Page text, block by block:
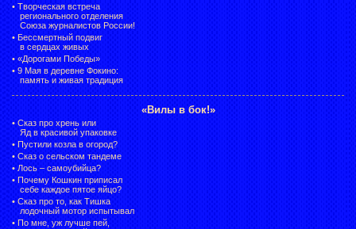
• Творческая встреча
регионального отделения
Союза журналистов России!
• Бессмертный подвиг
в сердцах живых
• «Дорогами Победы»
• 9 Мая в деревне Фокино:
память и живая традиция
«Вилы в бок!»
• Сказ про хрень или
Яд в красивой упаковке
• Пустили козла в огород?
• Сказ о сельском тандеме
• Лось – самоубийца?
• Почему Кошкин приписал
себе каждое пятое яйцо?
• Сказ про то, как Тишка
лодочный мотор испытывал
• По мне, уж лучше пей,